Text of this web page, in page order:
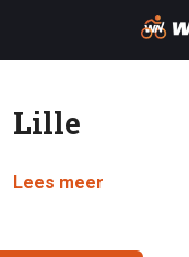
Lille
Lees meer